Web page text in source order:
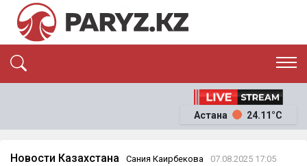
ЭКОНОМИКА
ОҚИҒА
Астана 24.11°C
Новости Казахстана Сания Каирбекова 07.08.2025 17:05